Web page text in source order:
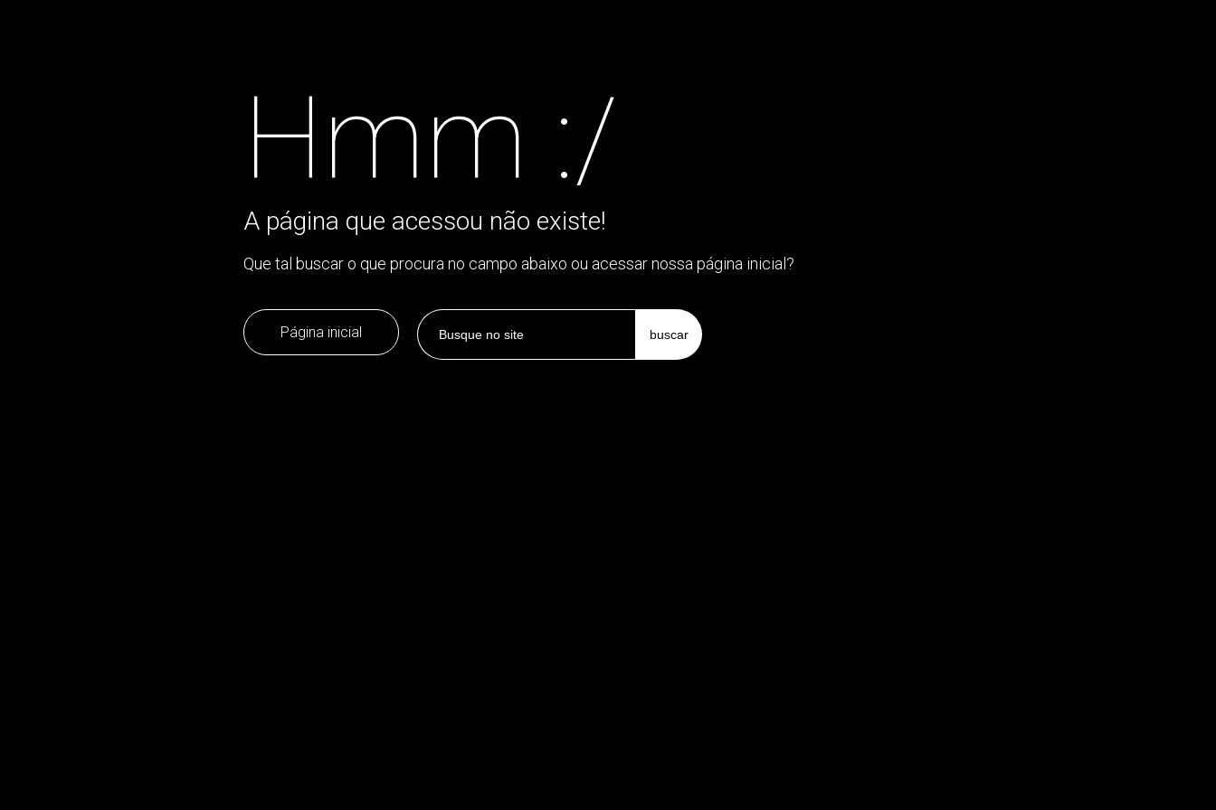
Hmm :/
A página que acessou não existe!
Que tal buscar o que procura no campo abaixo ou acessar nossa página inicial?
Página inicial